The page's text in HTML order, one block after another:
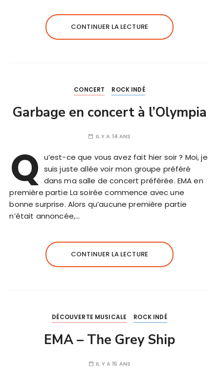
CONTINUER LA LECTURE
CONCERT ROCK INDÉ
Garbage en concert à l’Olympia
IL Y A 14 ANS
Q u’est-ce que vous avez fait hier soir ? Moi, je
suis juste allée voir mon groupe préféré
dans ma salle de concert préférée. EMA en
première partie La soirée commence avec une
bonne surprise. Alors qu’aucune première partie
n’était annoncée,…
CONTINUER LA LECTURE
DÉCOUVERTE MUSICALE ROCK INDÉ
EMA – The Grey Ship
IL Y A 15 ANS